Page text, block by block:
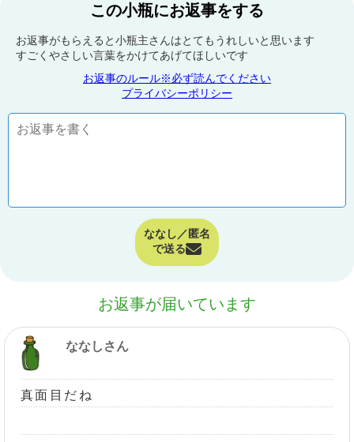
この小瓶にお返事をする
お返事がもらえると小瓶主さんはとてもうれしいと思います
すごくやさしい言葉をかけてあげてほしいです
お返事のルール※必ず読んでください
プライバシーポリシー
ななし／匿名
で送る
お返事が届いています
ななしさん
真面目だね